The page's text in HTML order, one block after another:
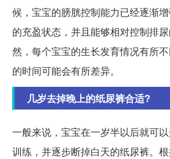
候，宝宝的膀胱控制能力已经逐渐
的充盈状态，并且能够相对控制排
然，每个宝宝的生长发育情况有所
的时间可能会有所差异。
几岁去掉晚上的纸尿裤合适?
一般来说，宝宝在一岁半以后就可
训练，并逐步断掉白天的纸尿裤。